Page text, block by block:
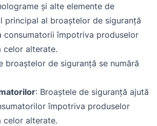
și alte elemente de
principal al broaștelor de siguranță
consumatorii împotriva produselor
celor alterate.
broaștelor de siguranță se numără
: Broaștele de siguranță ajută
împotriva produselor
celor alterate.